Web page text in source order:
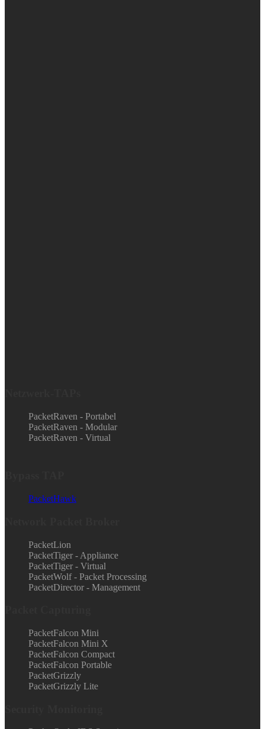
PacketRaven - Portabel
PacketRaven - Modular
PacketRaven - Virtual
PacketHawk
PacketLion
PacketTiger - Appliance
PacketTiger - Virtual
PacketWolf - Packet Processing
PacketDirector - Management
PacketFalcon Mini
PacketFalcon Mini X
PacketFalcon Compact
PacketFalcon Portable
PacketGrizzly
PacketGrizzly Lite